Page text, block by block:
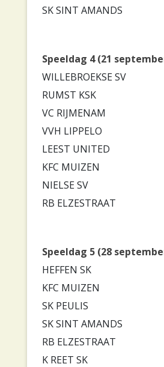
SK SINT AMANDS
Speeldag 4 (21
WILLEBROEKSE SV
RUMST KSK
VC RIJMENAM
VVH LIPPELO
LEEST UNITED
KFC MUIZEN
NIELSE SV
RB ELZESTRAAT
Speeldag 5 (28
HEFFEN SK
KFC MUIZEN
SK PEULIS
SK SINT AMANDS
RB ELZESTRAAT
K REET SK